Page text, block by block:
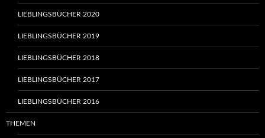
LIEBLINGSBÜCHER 2020
LIEBLINGSBÜCHER 2019
LIEBLINGSBÜCHER 2018
LIEBLINGSBÜCHER 2017
LIEBLINGSBÜCHER 2016
THEMEN